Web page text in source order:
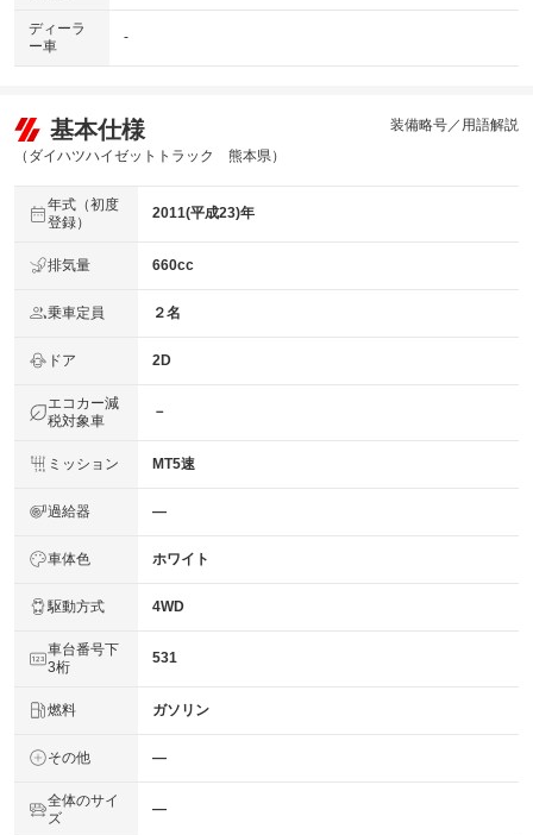
ディーラ
ー車
-
基本仕様
（ダイハツハイゼットトラック 熊本県）
装備略号／用語解説
年式（初度
登録）
2011(平成23)年
排気量 660cc
乗車定員 ２名
ドア 2D
エコカー減
税対象車
－
ミッション MT5速
過給器 ―
車体色 ホワイト
駆動方式 4WD
車台番号下
3桁
531
燃料 ガソリン
その他 ―
全体のサイ
ズ
―